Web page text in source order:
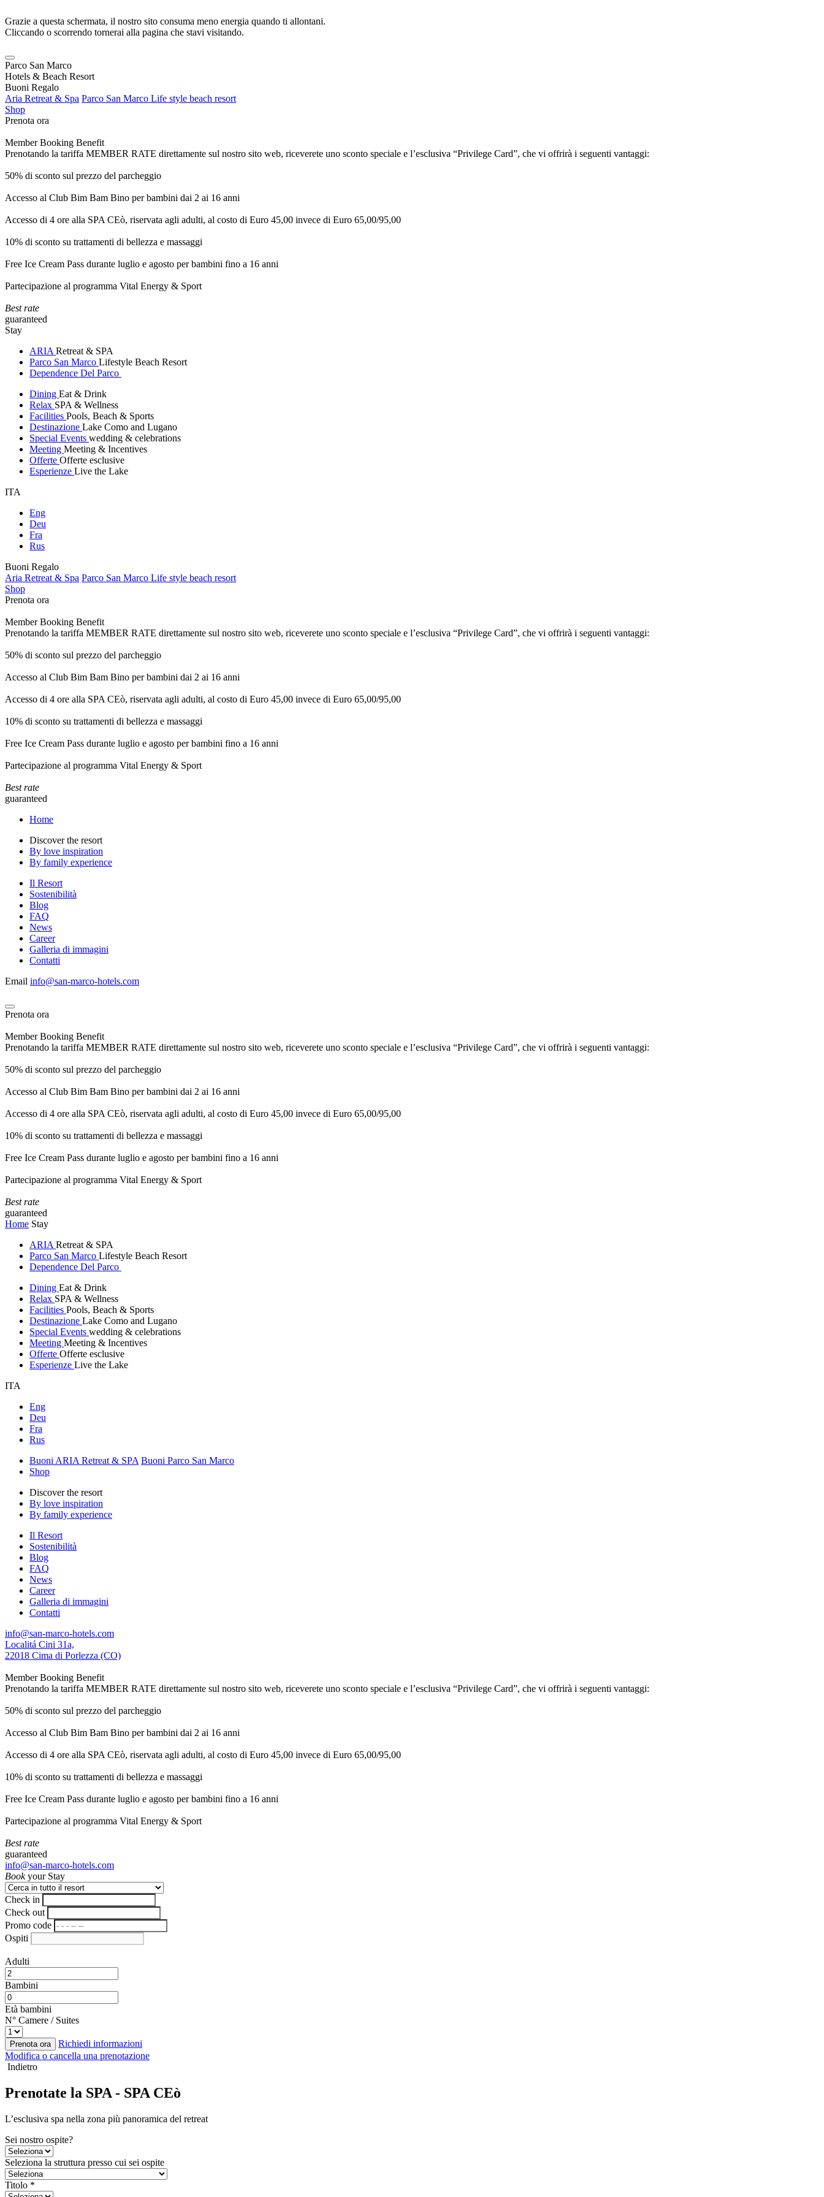
Grazie a questa schermata, il nostro sito consuma meno energia quando ti allontani.
Cliccando o scorrendo tornerai alla pagina che stavi visitando.
Parco San Marco
Hotels & Beach Resort
Buoni Regalo
Aria Retreat & Spa Parco San Marco Life style beach resort
Shop
Prenota ora
Member Booking Benefit
Prenotando la tariffa MEMBER RATE direttamente sul nostro sito web, riceverete uno sconto speciale e l’esclusiva “Privilege Card”, che vi offrirà i seguenti vantaggi:
50% di sconto sul prezzo del parcheggio
Accesso al Club Bim Bam Bino per bambini dai 2 ai 16 anni
Accesso di 4 ore alla SPA CEò, riservata agli adulti, al costo di Euro 45,00 invece di Euro 65,00/95,00
10% di sconto su trattamenti di bellezza e massaggi
Free Ice Cream Pass durante luglio e agosto per bambini fino a 16 anni
Partecipazione al programma Vital Energy & Sport
Best rate
guaranteed
Stay
ARIA Retreat & SPA
Parco San Marco Lifestyle Beach Resort
Dependence Del Parco
Dining Eat & Drink
Relax SPA & Wellness
Facilities Pools, Beach & Sports
Destinazione Lake Como and Lugano
Special Events wedding & celebrations
Meeting Meeting & Incentives
Offerte Offerte esclusive
Esperienze Live the Lake
ITA
Eng
Deu
Fra
Rus
Buoni Regalo
Aria Retreat & Spa Parco San Marco Life style beach resort
Shop
Prenota ora
Member Booking Benefit
Prenotando la tariffa MEMBER RATE direttamente sul nostro sito web, riceverete uno sconto speciale e l’esclusiva “Privilege Card”, che vi offrirà i seguenti vantaggi:
50% di sconto sul prezzo del parcheggio
Accesso al Club Bim Bam Bino per bambini dai 2 ai 16 anni
Accesso di 4 ore alla SPA CEò, riservata agli adulti, al costo di Euro 45,00 invece di Euro 65,00/95,00
10% di sconto su trattamenti di bellezza e massaggi
Free Ice Cream Pass durante luglio e agosto per bambini fino a 16 anni
Partecipazione al programma Vital Energy & Sport
Best rate
guaranteed
Home
Discover the resort
By love inspiration
By family experience
Il Resort
Sostenibilità
Blog
FAQ
News
Career
Galleria di immagini
Contatti
Email info@san-marco-hotels.com
Prenota ora
Member Booking Benefit
Prenotando la tariffa MEMBER RATE direttamente sul nostro sito web, riceverete uno sconto speciale e l’esclusiva “Privilege Card”, che vi offrirà i seguenti vantaggi:
50% di sconto sul prezzo del parcheggio
Accesso al Club Bim Bam Bino per bambini dai 2 ai 16 anni
Accesso di 4 ore alla SPA CEò, riservata agli adulti, al costo di Euro 45,00 invece di Euro 65,00/95,00
10% di sconto su trattamenti di bellezza e massaggi
Free Ice Cream Pass durante luglio e agosto per bambini fino a 16 anni
Partecipazione al programma Vital Energy & Sport
Best rate
guaranteed
Home Stay
ARIA Retreat & SPA
Parco San Marco Lifestyle Beach Resort
Dependence Del Parco
Dining Eat & Drink
Relax SPA & Wellness
Facilities Pools, Beach & Sports
Destinazione Lake Como and Lugano
Special Events wedding & celebrations
Meeting Meeting & Incentives
Offerte Offerte esclusive
Esperienze Live the Lake
ITA
Eng
Deu
Fra
Rus
Buoni ARIA Retreat & SPA Buoni Parco San Marco
Shop
Discover the resort
By love inspiration
By family experience
Il Resort
Sostenibilità
Blog
FAQ
News
Career
Galleria di immagini
Contatti
info@san-marco-hotels.com
Localitá Cini 31a,
22018 Cima di Porlezza (CO)
Member Booking Benefit
Prenotando la tariffa MEMBER RATE direttamente sul nostro sito web, riceverete uno sconto speciale e l’esclusiva “Privilege Card”, che vi offrirà i seguenti vantaggi:
50% di sconto sul prezzo del parcheggio
Accesso al Club Bim Bam Bino per bambini dai 2 ai 16 anni
Accesso di 4 ore alla SPA CEò, riservata agli adulti, al costo di Euro 45,00 invece di Euro 65,00/95,00
10% di sconto su trattamenti di bellezza e massaggi
Free Ice Cream Pass durante luglio e agosto per bambini fino a 16 anni
Partecipazione al programma Vital Energy & Sport
Best rate
guaranteed
info@san-marco-hotels.com
Bookyour Stay
Check in
Check out
Promo code
Ospiti
Adulti
Bambini
Età bambini
N° Camere / Suites
Prenota ora
Richiedi informazioni
Modifica o cancella una prenotazione
Indietro
Prenotate la SPA - SPA CEò
L’esclusiva spa nella zona più panoramica del retreat
Sei nostro ospite?
Seleziona la struttura presso cui sei ospite
Titolo *